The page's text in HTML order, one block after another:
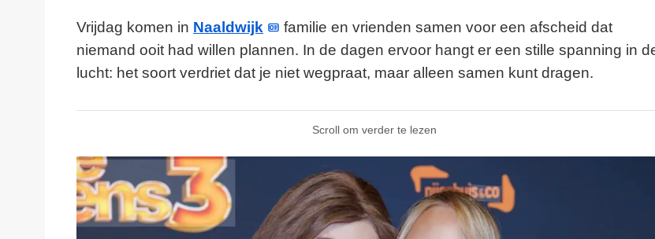
Vrijdag komen in Naaldwijk
familie en vrienden samen voor een afscheid dat
niemand ooit had willen plannen. In de dagen ervoor hangt er een stille spanning in
lucht: het soort verdriet dat je niet wegpraat, maar alleen samen kunt dragen.
Scroll om verder te lezen